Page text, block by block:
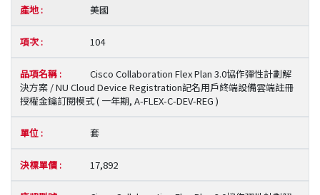
美國
104
Cisco Collaboration Flex Plan 3.0協作彈性計劃解
決方案 / NU Cloud Device Registration記名用戶終端設備雲端註冊
授權金鑰訂閱模式 ( 一年期, A-FLEX-C-DEV-REG )
套
17,892